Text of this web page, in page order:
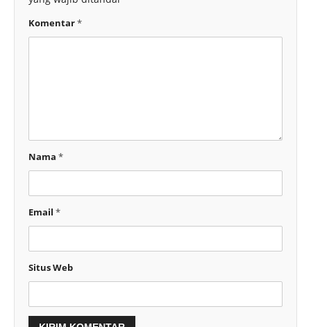
Komentar*
Nama *
Email *
Situs Web